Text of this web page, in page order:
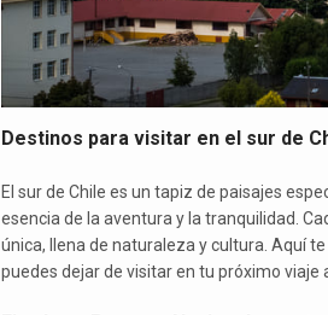
Destinos para visitar en el sur de
El sur de Chile es un tapiz de paisajes
esencia de la aventura y la tranquilidad.
única, llena de naturaleza y cultura. Aquí
puedes dejar de visitar en tu próximo viaje